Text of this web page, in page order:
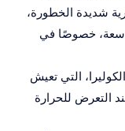
شديدة الخطورة،
خصوصًا في
التي تعيش
التعرض للحرارة